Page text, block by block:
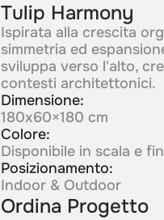
Tulip Harmony
Ispirata alla crescita
simmetria ed
sviluppa verso l'alto,
contesti architettonici.
Dimensione:
180x60×180 cm
Colore:
Disponibile in scala e
Posizionamento:
Indoor & Outdoor
Ordina Progetto